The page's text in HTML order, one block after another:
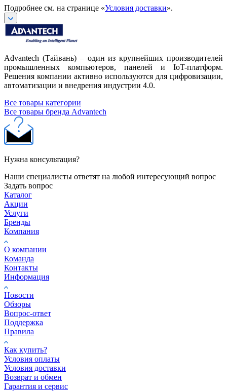
Подробнее см. на странице «Условия доставки».
Advantech (Тайвань) – один из крупнейших производителей
промышленных компьютеров, панелей и IoT-платформ.
Решения компании активно используются для цифровизации,
автоматизации и внедрения индустрии 4.0.
Все товары категории
Все товары бренда Advantech
Нужна консультация?
Наши специалисты ответят на любой интересующий вопрос
Задать вопрос
Каталог
Акции
Услуги
Бренды
Компания
О компании
Команда
Контакты
Информация
Новости
Обзоры
Вопрос-ответ
Поддержка
Правила
Как купить?
Условия оплаты
Условия доставки
Возврат и обмен
Гарантия и сервис